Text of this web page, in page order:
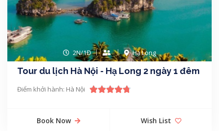
2N/1Đ Hạ Long
Tour du lịch Hà Nội - Hạ Long 2 ngày 1 đêm
Điểm khởi hành: Hà Nội
Book Now Wish List